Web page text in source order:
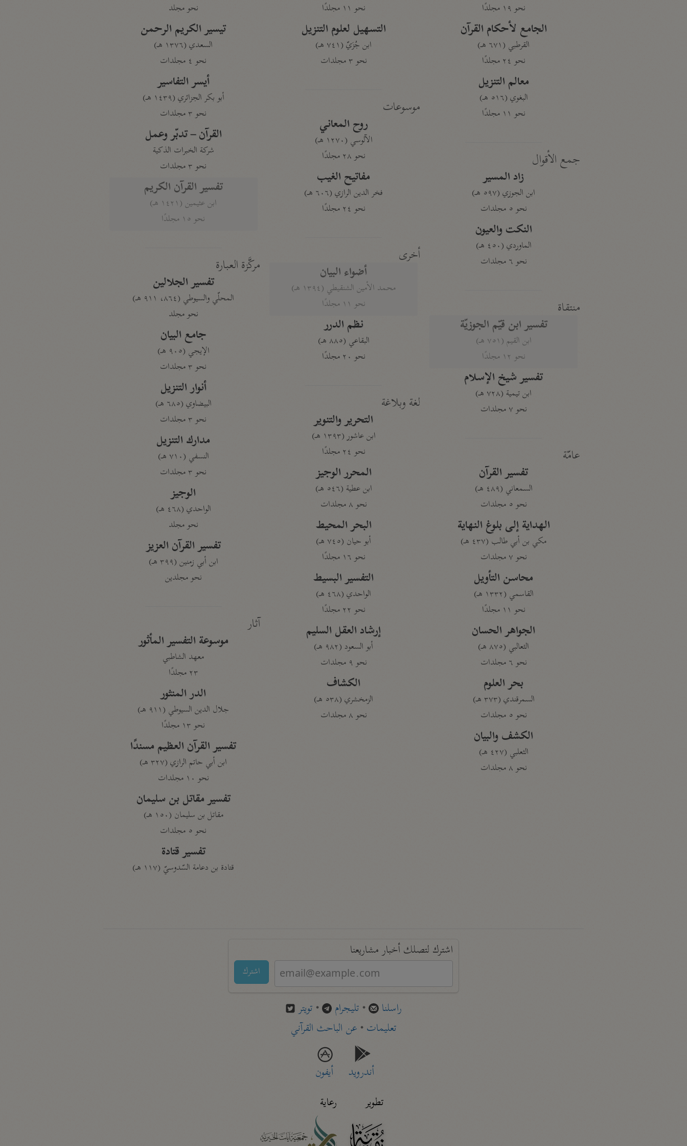
نحو ١٩ مجلدًا
الجامع لأحكام القرآن
القرطبي (٦٧١ هـ)
نحو ٢٤ مجلدًا
معالم التنزيل
البغوي (٥١٦ هـ)
نحو ١١ مجلدًا
جمع الأقوال
زاد المسير
ابن الجوزي (٥٩٧ هـ)
نحو ٥ مجلدات
النكت والعيون
الماوردي (٤٥٠ هـ)
نحو ٦ مجلدات
منتقاة
تفسير ابن قيّم الجوزيّة
ابن القيم (٧٥١ هـ)
نحو ١٢ مجلدًا
تفسير شيخ الإسلام
ابن تيمية (٧٢٨ هـ)
نحو ٧ مجلدات
عامّة
تفسير القرآن
السمعاني (٤٨٩ هـ)
نحو ٥ مجلدات
الهداية إلى بلوغ النهاية
مكي بن أبي طالب (٤٣٧ هـ)
نحو ٧ مجلدات
محاسن التأويل
القاسمي (١٣٣٢ هـ)
نحو ١١ مجلدًا
الجواهر الحسان
الثعالبي (٨٧٥ هـ)
نحو ٦ مجلدات
بحر العلوم
السمرقندي (٣٧٣ هـ)
نحو ٥ مجلدات
الكشف والبيان
الثعلبي (٤٢٧ هـ)
نحو ٨ مجلدات
نحو ١١ مجلدًا
التسهيل لعلوم التنزيل
ابن جُزَيّ (٧٤١ هـ)
نحو ٣ مجلدات
موسوعات
روح المعاني
الآلوسي (١٢٧٠ هـ)
نحو ٢٨ مجلدًا
مفاتيح الغيب
فخر الدين الرازي (٦٠٦ هـ)
نحو ٢٤ مجلدًا
أخرى
أضواء البيان
محمد الأمين الشنقيطي (١٣٩٤ هـ)
نحو ١١ مجلدًا
نظم الدرر
البقاعي (٨٨٥ هـ)
نحو ٢٠ مجلدًا
لغة وبلاغة
التحرير والتنوير
ابن عاشور (١٣٩٣ هـ)
نحو ٢٤ مجلدًا
المحرر الوجيز
ابن عطية (٥٤٦ هـ)
نحو ٨ مجلدات
البحر المحيط
أبو حيان (٧٤٥ هـ)
نحو ١٦ مجلدًا
التفسير البسيط
الواحدي (٤٦٨ هـ)
نحو ٢٢ مجلدًا
إرشاد العقل السليم
أبو السعود (٩٨٢ هـ)
نحو ٩ مجلدات
الكشاف
الزمخشري (٥٣٨ هـ)
نحو ٨ مجلدات
نحو مجلد
تيسير الكريم الرحمن
السعدي (١٣٧٦ هـ)
نحو ٤ مجلدات
أيسر التفاسير
أبو بكر الجزائري (١٤٣٩ هـ)
نحو ٣ مجلدات
القرآن – تدبّر وعمل
شركة الخبرات الذكية
نحو ٣ مجلدات
تفسير القرآن الكريم
ابن عثيمين (١٤٢١ هـ)
نحو ١٥ مجلدًا
مركَّزة العبارة
تفسير الجلالين
المحلّي والسيوطي (٨٦٤، ٩١١ هـ)
نحو مجلد
جامع البيان
الإيجي (٩٠٥ هـ)
نحو ٣ مجلدات
أنوار التنزيل
البيضاوي (٦٨٥ هـ)
نحو ٣ مجلدات
مدارك التنزيل
النسفي (٧١٠ هـ)
نحو ٣ مجلدات
الوجيز
الواحدي (٤٦٨ هـ)
نحو مجلد
تفسير القرآن العزيز
ابن أبي زمنين (٣٩٩ هـ)
نحو مجلدين
آثار
موسوعة التفسير المأثور
معهد الشاطبي
٢٣ مجلدًا
الدر المنثور
جلال الدين السيوطي (٩١١ هـ)
نحو ١٣ مجلدًا
تفسير القرآن العظيم مسندًا
ابن أبي حاتم الرازي (٣٢٧ هـ)
نحو ١٠ مجلدات
تفسير مقاتل بن سليمان
مقاتل بن سليمان (١٥٠ هـ)
نحو ٥ مجلدات
تفسير قتادة
قتادة بن دعامة السّدوسيّ (١١٧ هـ)
اشترك لتصلك أخبار مشاريعنا
اشترك
راسلنا • تليجرام • تويتر
تعليمات• عن الباحث القرآني
أندرويد
أيفون
تطوير
رعاية